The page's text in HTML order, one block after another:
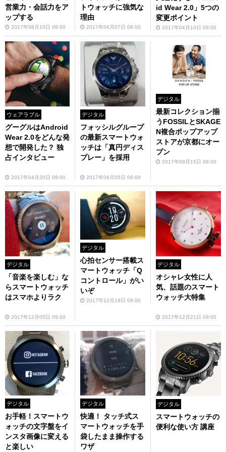
営業力・会話力をア
ップする
2017年08月10日 09:00
トウォッチに強気な
理由
2017年04月07日 08:00
id Wear 2.0」5つの
変更ポイント
2017年04月10日 09:00
ウェアラブル
グーグルはAndroid
Wear 2.0をどんな発
想で開発した？ 独
占インタビュー
2017年04月20日 09:00
デジタル
フォッシルグループ
の最新スマートウォ
ッチは「真円ディス
プレー」を採用
2017年09月05日 09:00
デジタル
最新コレクション揃
うFOSSILとSKAGE
N複合ポップアップ
ストアが京都にオー
プン
2017年09月15日 09:00
デジタル
「音楽を楽しむ」な
らスマートウォッチ
はスマホよりラク
2017年12月05日 09:00
デジタル
心拍センサー搭載ス
マートウォッチ「Q
コントロール」がい
いぞ
2017年12月19日 09:00
デジタル
オシャレ女性に人
気、話題のスマート
ウォッチ大特集
2017年12月21日 09:00
デジタル
お手軽！スマートウ
ォッチの文字盤をイ
ンスタ画像に変える
と楽しい
デジタル
快適！ タッチ式ス
マートウォッチを手
袋したまま操作する
ワザ
デジタル
スマートウォッチの
便利な使い方 講座